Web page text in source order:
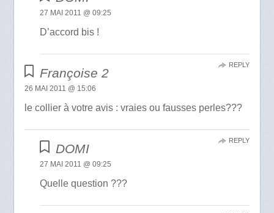
27 MAI 2011 @ 09:25
D’accord bis !
Françoise 2
26 MAI 2011 @ 15:06
le collier à votre avis : vraies ou fausses perles???
REPLY
DOMI
27 MAI 2011 @ 09:25
Quelle question ???
REPLY